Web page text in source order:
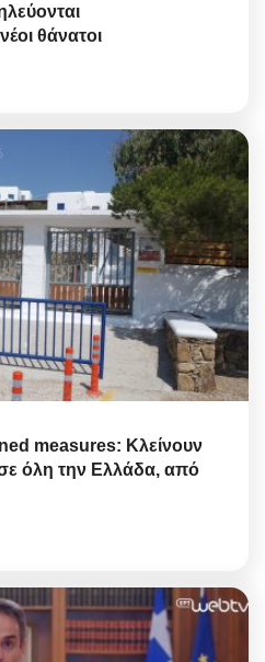
θάνατοι
measures: Κλείνουν
όλη την Ελλάδα, από